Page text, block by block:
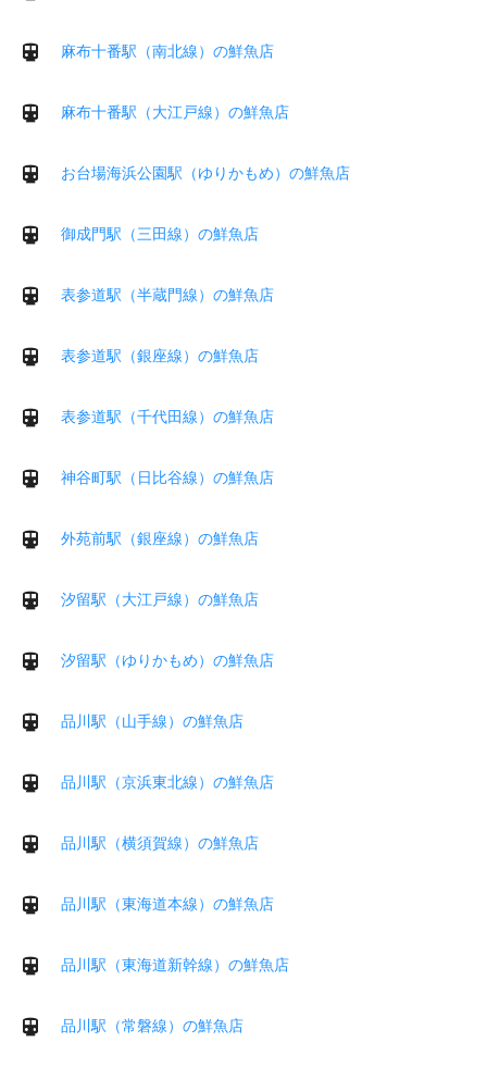
麻布十番駅（南北線）の鮮魚店
麻布十番駅（大江戸線）の鮮魚店
お台場海浜公園駅（ゆりかもめ）の鮮魚店
御成門駅（三田線）の鮮魚店
表参道駅（半蔵門線）の鮮魚店
表参道駅（銀座線）の鮮魚店
表参道駅（千代田線）の鮮魚店
神谷町駅（日比谷線）の鮮魚店
外苑前駅（銀座線）の鮮魚店
汐留駅（大江戸線）の鮮魚店
汐留駅（ゆりかもめ）の鮮魚店
品川駅（山手線）の鮮魚店
品川駅（京浜東北線）の鮮魚店
品川駅（横須賀線）の鮮魚店
品川駅（東海道本線）の鮮魚店
品川駅（東海道新幹線）の鮮魚店
品川駅（常磐線）の鮮魚店